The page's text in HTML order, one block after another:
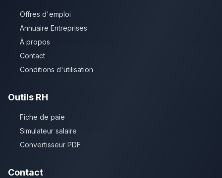
Offres d'emploi
Annuaire Entreprises
À propos
Contact
Conditions d'utilisation
Outils RH
Fiche de paie
Simulateur salaire
Convertisseur PDF
Contact